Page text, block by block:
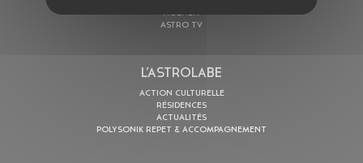
AGENDA
ASTRO TV
L’ASTROLABE
ACTION CULTURELLE
RÉSIDENCES
ACTUALITÉS
POLYSONIK REPET & ACCOMPAGNEMENT